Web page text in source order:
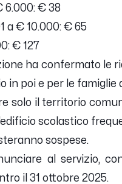
6.000: € 38
a € 10.000: € 65
€ 127
ha confermato le
in poi e per le famiglie
solo il territorio
scolastico
sospese.
al servizio,
il 31 ottobre 2025.